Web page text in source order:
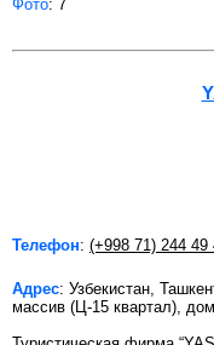
Фото: 7
Телефон: (+998 71) 244 49
Адрес: Узбекистан,
массив (Ц-15 квартал),